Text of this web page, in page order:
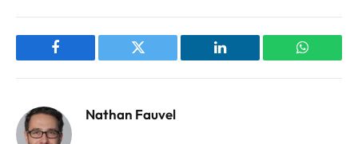
Facebook Twitter LinkedIn
Nathan Fauvel